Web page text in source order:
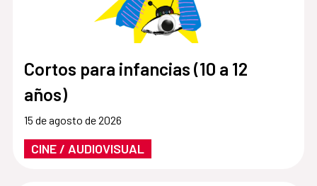
Cortos para infancias (10 a 12
años)
15 de agosto de 2026
CINE / AUDIOVISUAL